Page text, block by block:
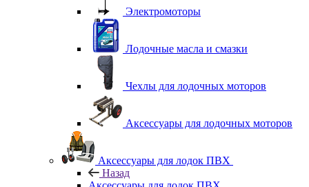
Электромоторы
Лодочные масла и смазки
Чехлы для лодочных моторов
Аксессуары для лодочных моторов
Аксессуары для лодок ПВХ
Назад